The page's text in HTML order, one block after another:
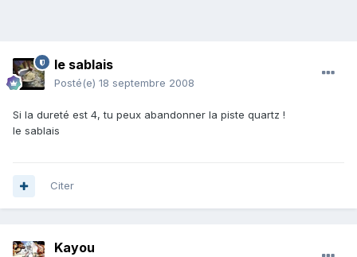
le sablais
Posté(e) 18 septembre 2008
Si la dureté est 4, tu peux abandonner la piste quartz !
le sablais
Citer
Kayou